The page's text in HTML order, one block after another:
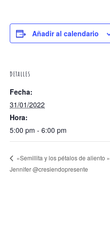
Añadir al calendario
DETALLES
Fecha:
31/01/2022
Hora:
5:00 pm - 6:00 pm
«Semillita y los pétalos de aliento
Jennifer @cresiendopresente